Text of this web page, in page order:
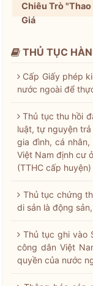
Chiêu Trò "Thao
Giá
THỦ TỤC
Cấp Giấy phép
nước ngoài để
Thủ tục thu hồi
luật, tự nguyện
gia đình, cá
Việt Nam định cư
(TTHC cấp huyện)
Thủ tục chứng
di sản là động
Thủ tục ghi vào
công dân Việt
quyền của nước